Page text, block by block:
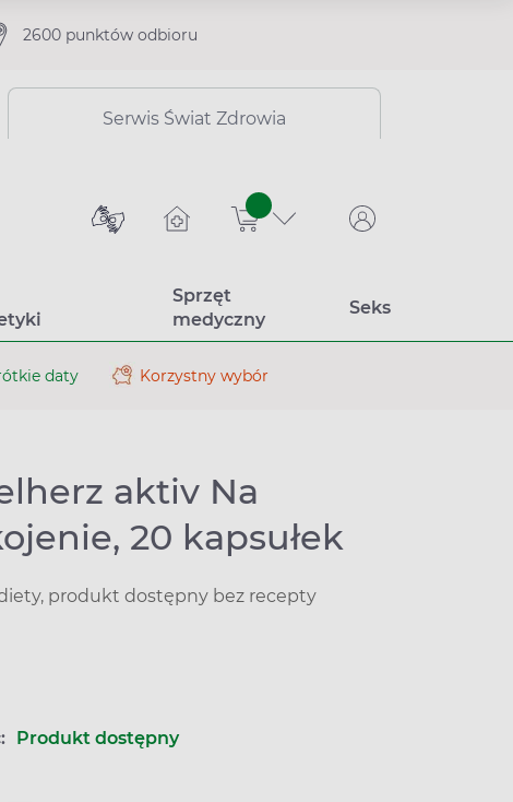
2600 punktów odbioru
Serwis Świat Zdrowia
sztuk
Sprzęt
medyczny
Seks
daty Korzystny wybór
aktiv Na
20 kapsułek
produkt dostępny bez recepty
Produkt dostępny